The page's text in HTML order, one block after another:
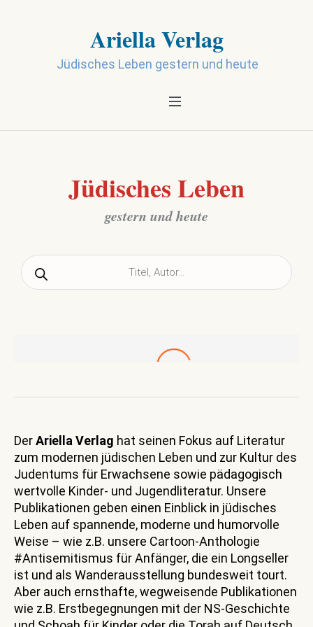
Ariella Verlag
Jüdisches Leben gestern und heute
Jüdisches Leben
gestern und heute
Products
search
DerAriella Verlag hat seinen Fokus auf Literatur
zum modernen jüdischen Leben und zur Kultur des
Judentums für Erwachsene sowie pädagogisch
wertvolle Kinder- und Jugendliteratur. Unsere
Publikationen geben einen Einblick in jüdisches
Leben auf spannende, moderne und humorvolle
Weise – wie z.B. unsere Cartoon-Anthologie
#Antisemitismus für Anfänger, die ein Longseller
ist und als Wanderausstellung bundesweit tourt.
Aber auch ernsthafte, wegweisende Publikationen
wie z.B. Erstbegegnungen mit der NS-Geschichte